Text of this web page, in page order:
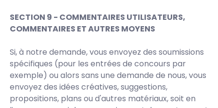
SECTION 9 - COMMENTAIRES UTILISATEURS,
COMMENTAIRES ET AUTRES MOYENS
Si, à notre demande, vous envoyez des soumissions
spécifiques (pour les entrées de concours par
exemple) ou alors sans une demande de nous, vous
envoyez des idées créatives, suggestions,
propositions, plans ou d'autres matériaux, soit en